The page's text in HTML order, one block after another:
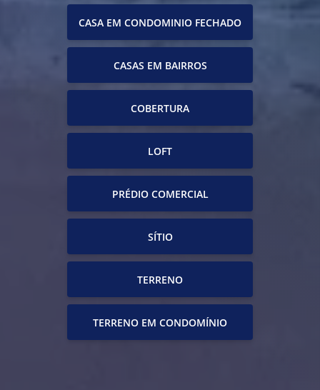
CASA EM CONDOMINIO FECHADO
CASAS EM BAIRROS
COBERTURA
LOFT
PRÉDIO COMERCIAL
SÍTIO
TERRENO
TERRENO EM CONDOMÍNIO